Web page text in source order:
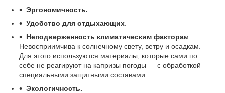
Эргономичность.
Удобство для отдыхающих
Неподверженность климатическим факторам.
Невосприимчива к солнечному свету, ветру и осадкам.
Для этого используются материалы, которые сами по
себе не реагируют на капризы погоды — с обработкой
специальными защитными составами.
Экологичность.